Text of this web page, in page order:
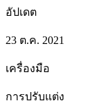
อัปเดต
23 ต.ค. 2021
เครื่องมือ
การปรับแต่ง